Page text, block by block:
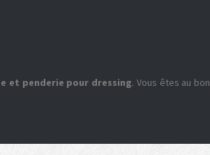
et penderie pour dressing. Vous êtes au bon